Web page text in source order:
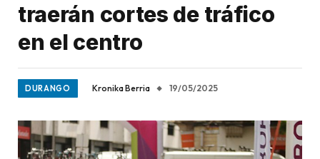
traerán cortes de tráfico
en el centro
DURANGO Kronika Berria 19/05/2025